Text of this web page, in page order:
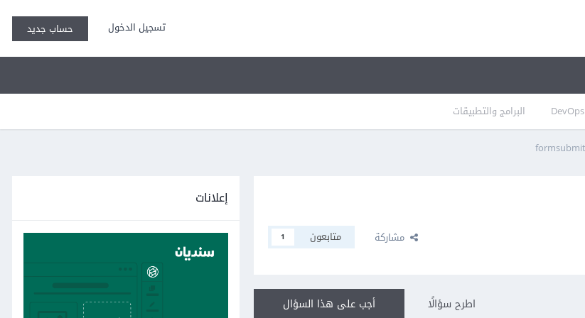
تسجيل الدخول حساب جديد
DevOps البرامج والتطبيقات
مشاركة متابعون 1
أجب على هذا السؤال اطرح سؤالًا
إعلانات